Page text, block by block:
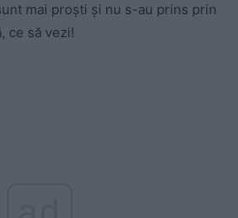
mai proști și nu s-au prins prin
ce să vezi!